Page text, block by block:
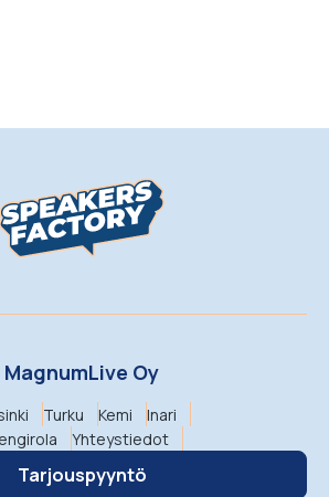
MagnumLive Oy
Turku Kemi
Inari
Yhteystiedot
Tarjouspyyntö